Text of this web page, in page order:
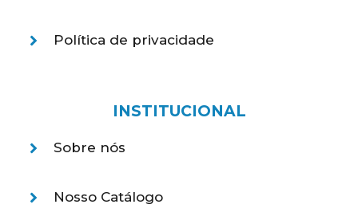
Política de privacidade
INSTITUCIONAL
Sobre nós
Nosso Catálogo